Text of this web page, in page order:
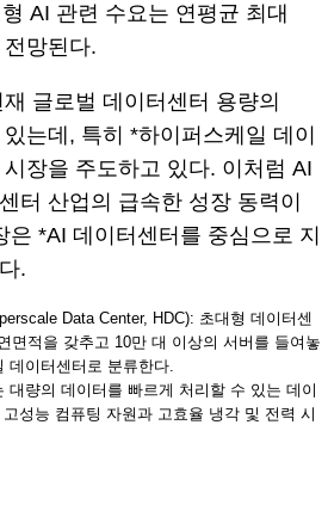
AI 관련 수요는 연평균 최대
망된다.
글로벌 데이터센터 용량의
는데, 특히 *하이퍼스케일 데이
장을 주도하고 있다. 이처럼 AI
터 산업의 급속한 성장 동력이
*AI 데이터센터를 중심으로 지
.
Data Center, HDC): 초대형 데이터센
면적을 갖추고 10만 대 이상의 서버를 들여놓
데이터센터로 분류한다.
량의 데이터를 빠르게 처리할 수 있는 데이
성능 컴퓨팅 자원과 고효율 냉각 및 전력 시